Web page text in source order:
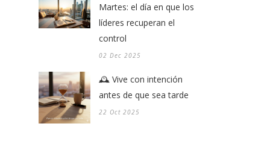
Martes: el día en que los
líderes recuperan el
control
02 Dec 2025
🕰️ Vive con intención
antes de que sea tarde
22 Oct 2025